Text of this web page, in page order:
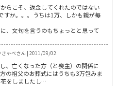
らこそ、返金してくれたのではない
すか。。。うちは1万、しかも親が毎
、文句を言うのもちょっとと思って
きゃべさん | 2011/09/02
、亡くなった方（と喪主）の関係に
の祖父のお葬式にはうちも3万包みま
をしましたし…